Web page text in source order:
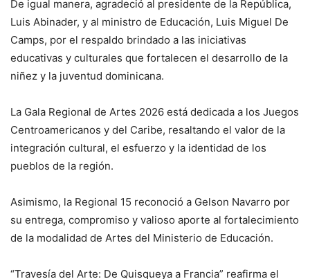
De igual manera, agradeció al presidente de la República,
Luis Abinader, y al ministro de Educación, Luis Miguel De
Camps, por el respaldo brindado a las iniciativas
educativas y culturales que fortalecen el desarrollo de la
niñez y la juventud dominicana.
La Gala Regional de Artes 2026 está dedicada a los Juegos
Centroamericanos y del Caribe, resaltando el valor de la
integración cultural, el esfuerzo y la identidad de los
pueblos de la región.
Asimismo, la Regional 15 reconoció a Gelson Navarro por
su entrega, compromiso y valioso aporte al fortalecimiento
de la modalidad de Artes del Ministerio de Educación.
“Travesía del Arte: De Quisqueya a Francia” reafirma el